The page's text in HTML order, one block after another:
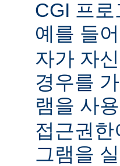
CGI 프
예를 들
자가 자
경우를
램을 사
접근권
그램을